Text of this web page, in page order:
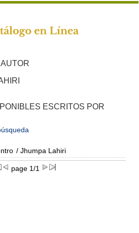
ESCRITOS POR
/ Jhumpa Lahiri
page 1/1